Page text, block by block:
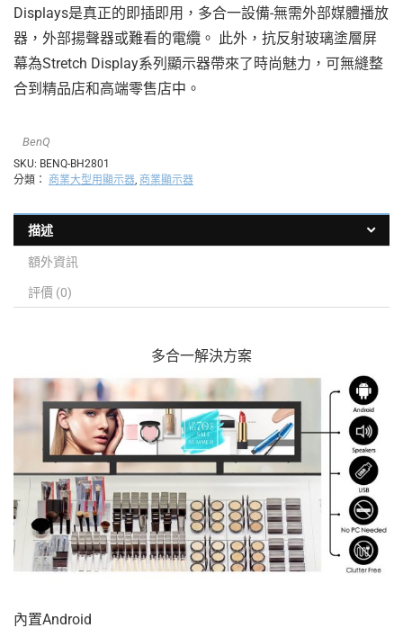
Displays是真正的即插即用，多合一設備-無需外部媒體播放
器，外部揚聲器或難看的電纜。 此外，抗反射玻璃塗層屏
幕為Stretch Display系列顯示器帶來了時尚魅力，可無縫整
合到精品店和高端零售店中。
BenQ
SKU: BENQ-BH2801
分類： 商業大型用顯示器 商業顯示器
描述
額外資訊
評價 (0)
多合一解決方案
內置Android